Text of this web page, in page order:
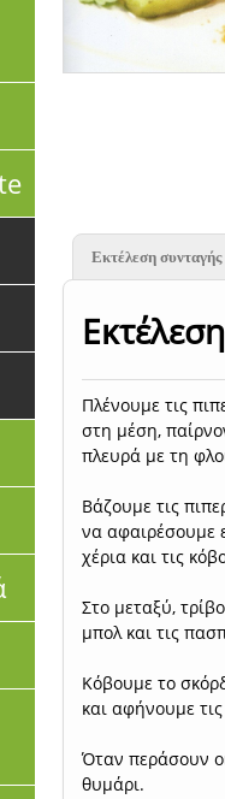
Εκτέλεση συνταγής
Πλένουμε τις
στη μέση,
πλευρά με τη
Βάζουμε τις
να αφαιρέσουμε
χέρια και τις
Στο μεταξύ,
μπολ και τις
Κόβουμε το
και αφήνουμε
Όταν περάσουν
θυμάρι.